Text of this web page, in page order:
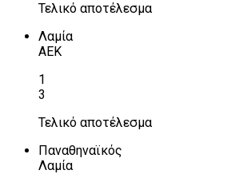
Τελικό αποτέλεσμα
Λαμία
ΑΕΚ
1
3
Τελικό αποτέλεσμα
Παναθηναϊκός
Λαμία